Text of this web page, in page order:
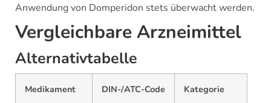
Anwendung von Domperidon stets überwacht werden.
Vergleichbare Arzneimittel
Alternativtabelle
Medikament DIN-/ATC-Code Kategorie